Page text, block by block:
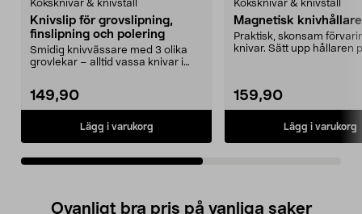
Köksknivar & knivställ
Knivslip för grovslipning,
finslipning och polering
Smidig knivvässare med 3 olika
grovlekar – alltid vassa knivar i
149,90
Lägg i varukorg
Köksknivar & knivställ
Magnetisk
Praktisk, skonsam
knivar. Sätt upp hållaren
159,90
Lägg i varukorg
Ovanligt bra pris på vanliga saker